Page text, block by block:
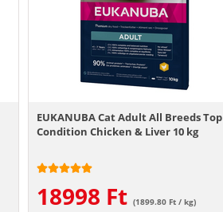
EUKANUBA Cat Adult All Breeds Top
Condition Chicken & Liver 10 kg
18998 Ft (1899.80 Ft / kg)